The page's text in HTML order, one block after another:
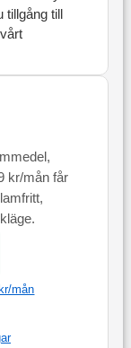
till
kr/mån får
mån